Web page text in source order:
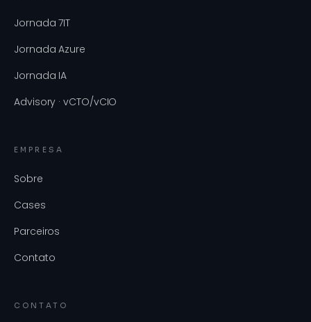
Jornada 7IT
Jornada Azure
Jornada IA
Advisory · vCTO/vCIO
EMPRESA
Sobre
Cases
Parceiros
Contato
CONTATO